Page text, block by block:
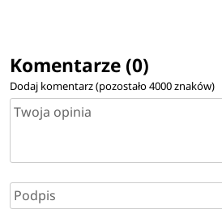
Komentarze (0)
Dodaj komentarz (pozostało4000znaków)